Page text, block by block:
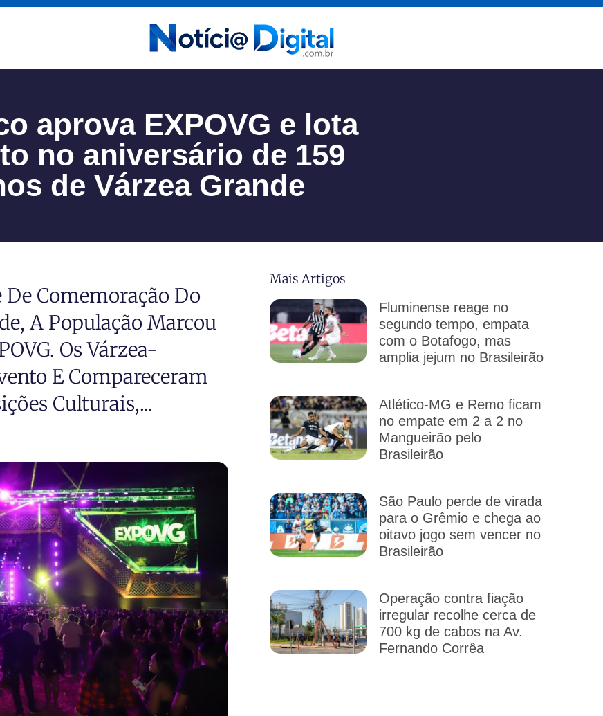
aprova EXPOVG e lota
no aniversário de 159
de Várzea Grande
De Comemoração Do
A População Marcou
Os Várzea-
E Compareceram
Culturais,...
Mais Artigos
Fluminense reage no
segundo tempo, empata
com o Botafogo, mas
amplia jejum no Brasileirão
Atlético-MG e Remo ficam
no empate em 2 a 2 no
Mangueirão pelo
Brasileirão
São Paulo perde de virada
para o Grêmio e chega ao
oitavo jogo sem vencer no
Brasileirão
Operação contra fiação
irregular recolhe cerca de
700 kg de cabos na Av.
Fernando Corrêa